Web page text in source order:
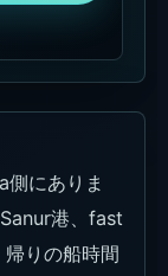
にありま
港、fast
りの船時間